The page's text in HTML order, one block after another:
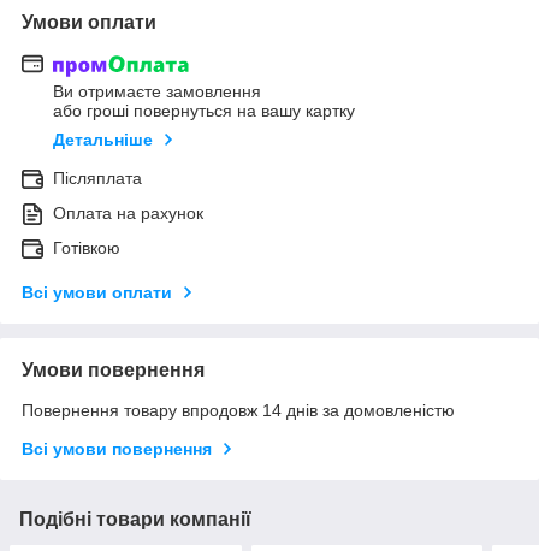
Умови оплати
Ви отримаєте замовлення
або гроші повернуться на вашу картку
Детальніше
Післяплата
Оплата на рахунок
Готівкою
Всі умови оплати
Умови повернення
Повернення товару впродовж 14 днів за домовленістю
Всі умови повернення
Подібні товари компанії